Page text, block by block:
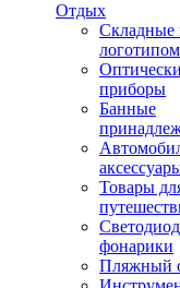
Отдых
Складные
логотипом
приборы
Банные
Товары
фонарики
Пляжный